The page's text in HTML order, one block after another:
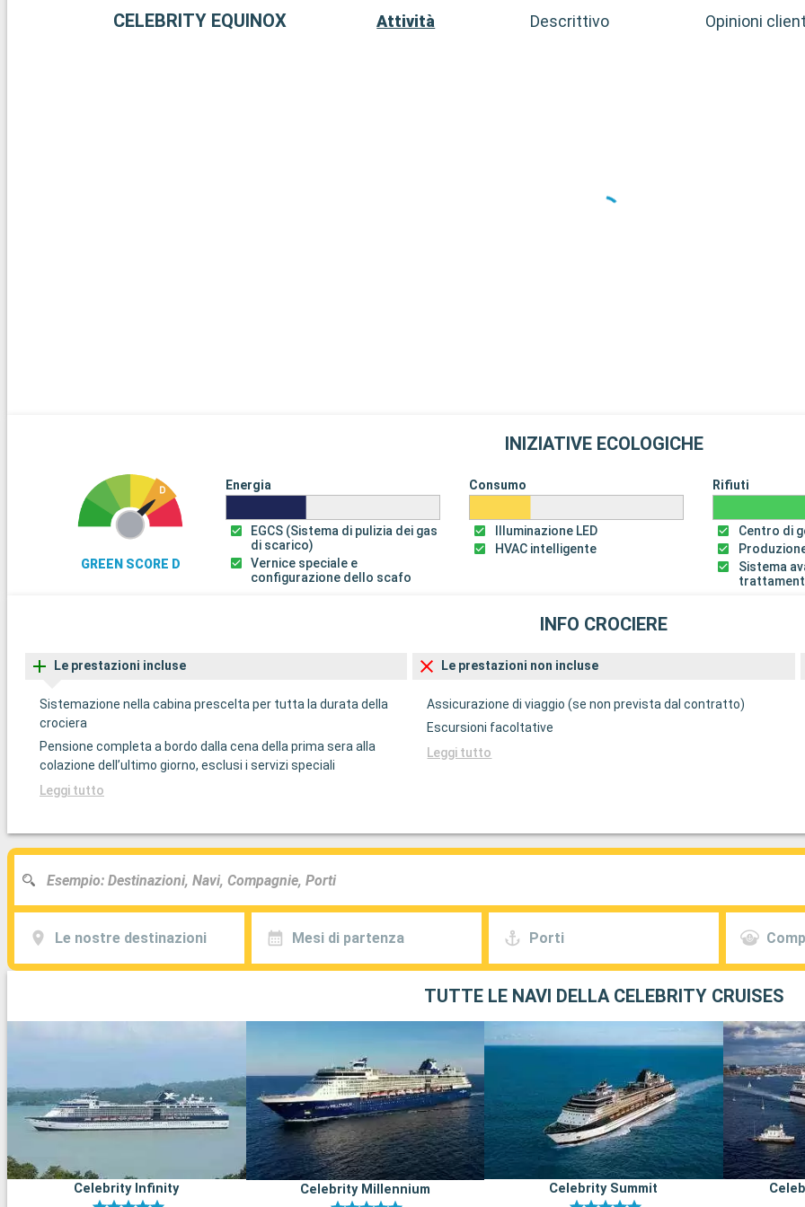
CELEBRITY EQUINOX Attività Descrittivo Opinioni
INIZIATIVE ECOLOGICHE
GREEN SCORE D
Energia
EGCS (Sistema di pulizia dei gas
di scarico)
Vernice speciale e
configurazione dello scafo
Consumo
Illuminazione LED
HVAC intelligente
Rifiuti
Centro di
Sistema
INFO CROCIERE
Le prestazioni incluse
Sistemazione nella cabina prescelta per tutta la durata della
crociera
Pensione completa a bordo dalla cena della prima sera alla
colazione dell’ultimo giorno, esclusi i servizi speciali
Leggi tutto
Le prestazioni non incluse
Assicurazione di viaggio (se non prevista dal contratto)
Escursioni facoltative
Leggi tutto
Le nostre destinazioni Mesi di partenza Porti
TUTTE LE NAVI DELLA CELEBRITY CRUISES
Celebrity Infinity Celebrity Millennium Celebrity Summit